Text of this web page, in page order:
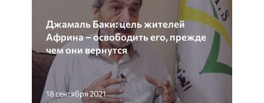
Джамаль Баки: цель жителей
Африна – освободить его, прежде
чем они вернутся
18 сентября 2021